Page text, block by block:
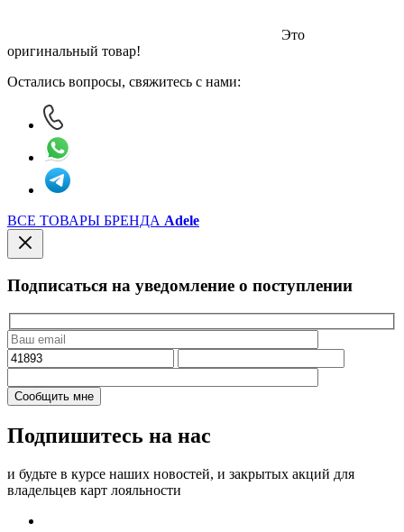
Это
оригинальный товар!
Остались вопросы, свяжитесь с нами:
ВСЕ ТОВАРЫ БРЕНДА Adele
Подписаться на уведомление о поступлении
Подпишитесь на нас
и будьте в курсе наших новостей, и закрытых акций для
владельцев карт лояльности